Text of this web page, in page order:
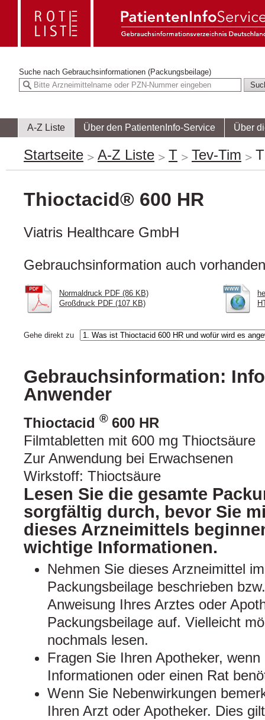
Suche nach Gebrauchsinformationen (Packungsbeilage)
A-Z Liste Über den PatientenInfo-Service Über
Startseite A-Z Liste T Tev-Tim
Thioctacid® 600 HR
Viatris Healthcare GmbH
Gebrauchsinformation auch
Normaldruck PDF (86 KB)
Großdruck PDF (107 KB)
Gehe direkt zu
Gebrauchsinformation:
Anwender
Thioctacid ® 600 HR
Filmtabletten mit 600 mg Thioctsäure
Zur Anwendung bei Erwachsenen
Wirkstoff: Thioctsäure
Lesen Sie die gesamte
sorgfältig durch, bevor Sie
dieses Arzneimittels
wichtige Informationen.
Nehmen Sie dieses Arzneimittel
Packungsbeilage beschrieben
Anweisung Ihres Arztes oder
Packungsbeilage auf. Vielleicht
nochmals lesen.
Fragen Sie Ihren Apotheker,
Informationen oder einen Rat
Wenn Sie Nebenwirkungen
Ihren Arzt oder Apotheker. Dies